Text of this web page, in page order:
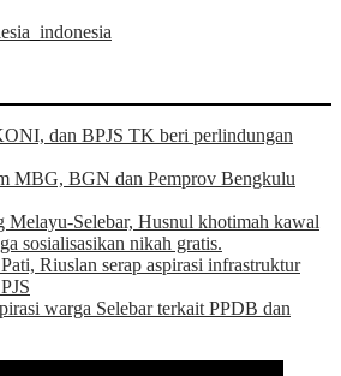
dan BPJS TK beri perlindungan
MBG, BGN dan Pemprov Bengkulu
Melayu-Selebar, Husnul khotimah kawal
sosialisasikan nikah gratis.
Riuslan serap aspirasi infrastruktur
warga Selebar terkait PPDB dan